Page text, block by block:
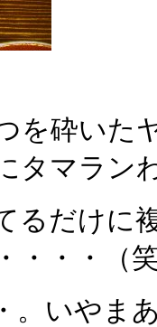
砕いた
タマラン
るだけに
・・・（
。いやま